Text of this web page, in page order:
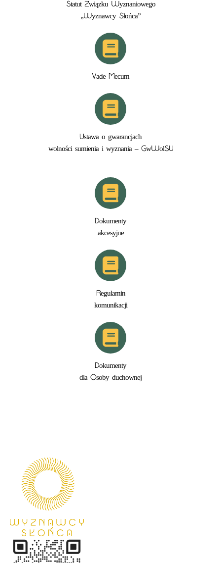
Statut Związku Wyznaniowego
„Wyznawcy Słońca”
Vade Mecum
Ustawa o gwarancjach
wolności sumienia i wyznania – GwWolSU
Dokumenty
akcesyjne
Regulamin
komunikacji
Dokumenty
dla Osoby duchownej